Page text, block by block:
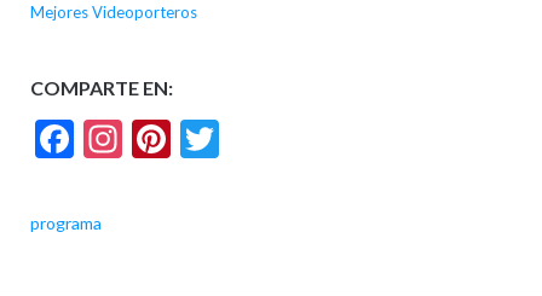
Mejores Videoporteros
COMPARTE EN:
Facebook
Instagram
Pinterest
Twitter
programa